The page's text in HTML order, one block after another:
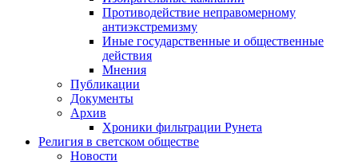
Противодействие неправомерному
антиэкстремизму
Иные государственные и общественные
действия
Мнения
Публикации
Документы
Архив
Хроники фильтрации Рунета
Религия в светском обществе
Новости